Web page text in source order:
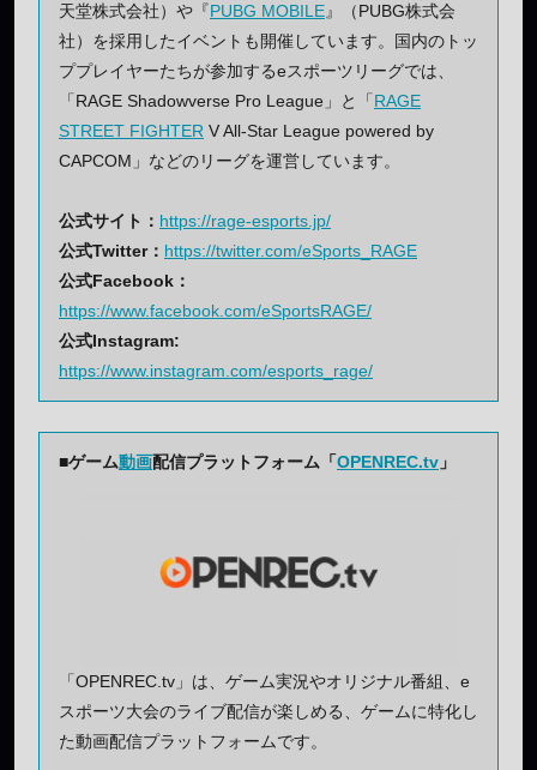
天堂株式会社）や『PUBG MOBILE』（PUBG株式会
社）を採用したイベントも開催しています。国内のトッ
ププレイヤーたちが参加するeスポーツリーグでは、
「RAGE Shadowverse Pro League」と「RAGE
STREET FIGHTER V All-Star League powered by
CAPCOM」などのリーグを運営しています。
公式サイト： https://rage-esports.jp/
公式Twitter： https://twitter.com/eSports_RAGE
公式Facebook：
https://www.facebook.com/eSportsRAGE/
公式Instagram:
https://www.instagram.com/esports_rage/
■ゲーム動画配信プラットフォーム「OPENREC.tv 」
「OPENREC.tv」は、ゲーム実況やオリジナル番組、e
スポーツ大会のライブ配信が楽しめる、ゲームに特化し
た動画配信プラットフォームです。